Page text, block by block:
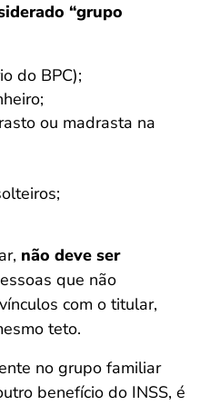
“grupo
do BPC);
ou madrasta na
não deve ser
que não
com o titular,
teto.
no grupo familiar
benefício do INSS, é